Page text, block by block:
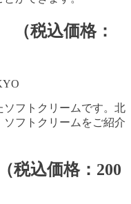
税込価格：
フトクリームです。北
フトクリームをご紹介
込価格：200